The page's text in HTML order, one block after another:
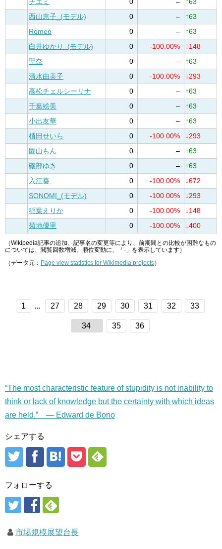
チエミ 0 –
↑63
西山恵子_(モデル)
0 –
↑63
Romeo
0 –
↑63
白井ゆかり_(モデル)
0 -100.00%
↓148
聖奈
0 –
↑63
清水由美子
0 -100.00%
↓293
高松チェルシーリナ
0 –
↑63
千葉絵美
0 –
↑63
小出友華
0 –
↑63
植田せいら
0 -100.00%
↓293
園山もん
0 –
↑63
磯部ゆき
0 –
↑63
入江葵
0 -100.00%
↓672
SONOMI_(モデル)
0 -100.00%
↓293
稲葉えりか
0 -100.00%
↓148
菊地優里
0 -100.00% ↓400
（Wikipedia記事の追加、記事名の変更等により、前期間との比較が困難なもの
については、閲覧回数増減、順位変動に、「-」を表示しています）
（データ元： Page view statistics for Wikimedia projects）
1 ... 27 28 29 30 31 32 33
34 35 36
“The most characteristic feature of stupidity is not inability to
think or lack of knowledge but the certainty with which ideas
are held.” — Edward de Bono
シェアする
フォローする
市場規模展望台長